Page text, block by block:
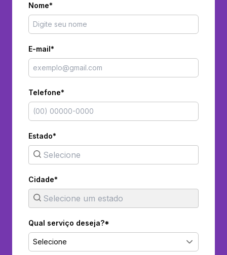
Nome*
E-mail*
Telefone*
Estado*
Cidade*
Qual serviço deseja?*
Selecione